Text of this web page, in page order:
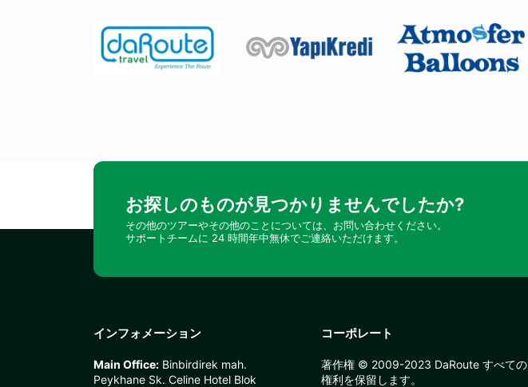
お探しのものが見つかりませんでしたか?
その他のツアーやその他のことについては、お問い合わせください。
サポートチームに 24 時間年中無休でご連絡いただけます。
インフォメーション
Main Office: Binbirdirek mah.
Peykhane Sk. Celine Hotel Blok
コーポレート
著作権 © 2009-2023 DaRoute すべての
権利を保留します。